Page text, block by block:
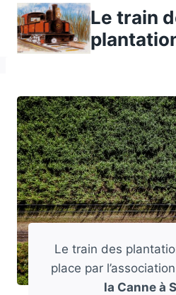
Aller
contenu
Le train
Le train des
place par
la Canne à